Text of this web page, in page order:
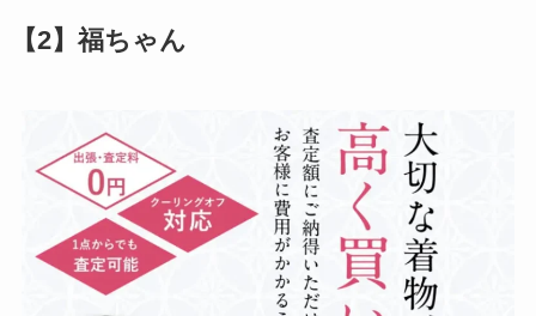
【2】福ちゃん